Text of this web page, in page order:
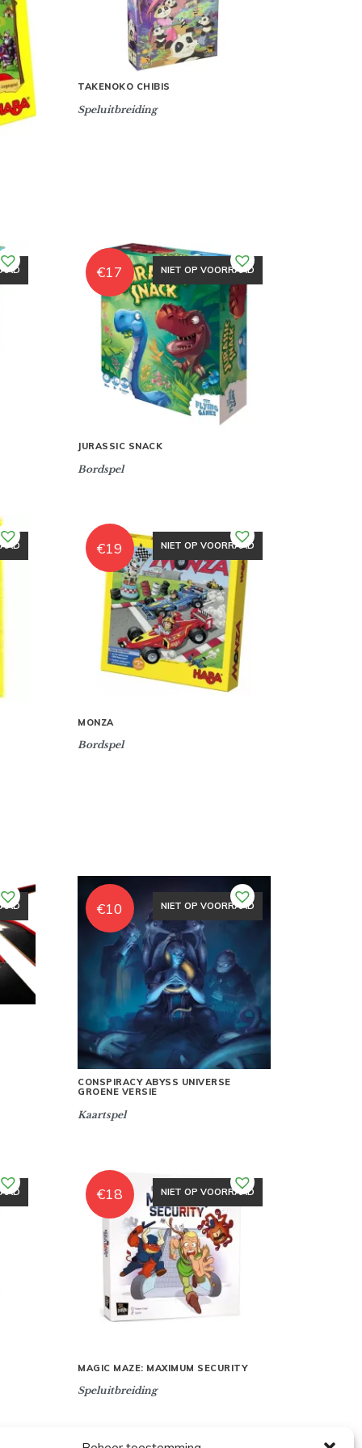
TAKENOKO CHIBIS
Speluitbreiding
NIET OP VOORRAAD
JURASSIC SNACK
Bordspel
€17
NIET OP VOORRAAD
MONZA
Bordspel
€19
NIET OP VOORRAAD
CONSPIRACY ABYSS UNIVERSE
GROENE VERSIE
Kaartspel
€10
NIET OP VOORRAAD
MAGIC MAZE: MAXIMUM SECURITY
Speluitbreiding
€18